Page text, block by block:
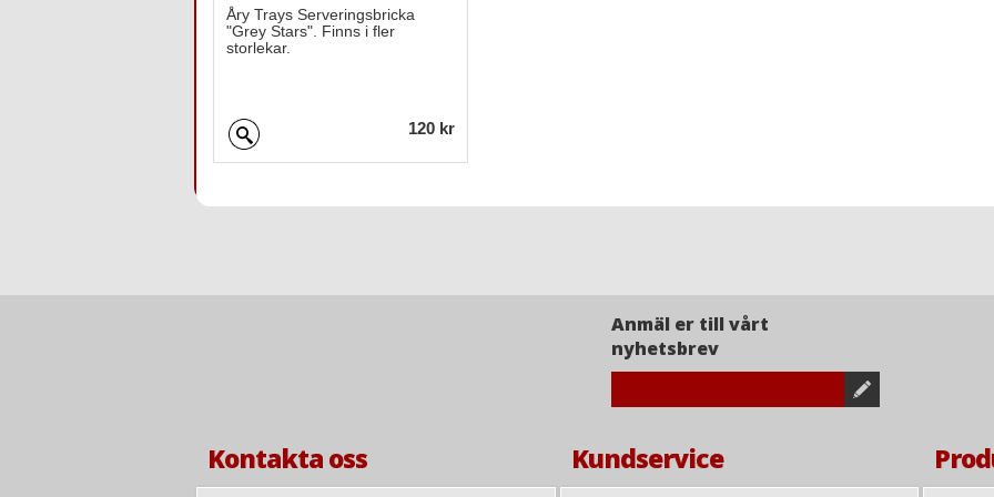
Åry Trays Serveringsbricka
"Grey Stars". Finns i fler
storlekar.
120 kr
Anmäl er till vårt
nyhetsbrev
Kontakta oss Kundservice